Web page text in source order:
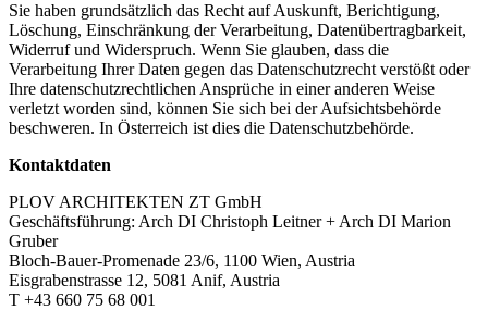
Sie haben grundsätzlich das Recht auf Auskunft, Berichtigung,
Löschung, Einschränkung der Verarbeitung, Datenübertragbarkeit,
Widerruf und Widerspruch. Wenn Sie glauben, dass die
Verarbeitung Ihrer Daten gegen das Datenschutzrecht verstößt oder
Ihre datenschutzrechtlichen Ansprüche in einer anderen Weise
verletzt worden sind, können Sie sich bei der Aufsichtsbehörde
beschweren. In Österreich ist dies die Datenschutzbehörde.
Kontaktdaten
PLOV ARCHITEKTEN ZT GmbH
Geschäftsführung: Arch DI Christoph Leitner + Arch DI Marion
Gruber
Bloch-Bauer-Promenade 23/6, 1100 Wien, Austria
Eisgrabenstrasse 12, 5081 Anif, Austria
T +43 660 75 68 001